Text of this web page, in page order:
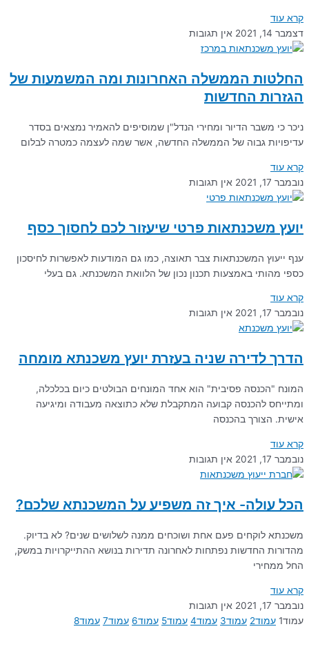
קרא עוד
דצמבר 14, 2021
אין תגובות
החלטות הממשלה האחרונות ומה המשמעות של
הגזרות החדשות
ניכר כי משבר הדיור ומחירי הנדל"ן שמוסיפים להאמיר נמצאים בסדר
עדיפויות גבוה של הממשלה החדשה, אשר שמה לעצמה כמטרה לבלום
קרא עוד
נובמבר 17, 2021
אין תגובות
יועץ משכנתאות פרטי שיעזור לכם לחסוך כסף
ענף ייעוץ המשכנתאות צבר תאוצה, כמו גם המודעות לאפשרות לחיסכון
כספי מהותי באמצעות תכנון נכון של הלוואת המשכנתא. גם בעלי
קרא עוד
נובמבר 17, 2021
אין תגובות
הדרך לדירה שניה בעזרת יועץ משכנתא מומחה
המונח "הכנסה פסיבית" הוא אחד המונחים הבולטים כיום בכלכלה,
ומתייחס להכנסה קבועה המתקבלת שלא כתוצאה מעבודה ומיגיעה
אישית. הצורך בהכנסה
קרא עוד
נובמבר 17, 2021
אין תגובות
הכל עולה- איך זה משפיע על המשכנתא שלכם?
משכנתא לוקחים פעם אחת ושוכחים ממנה לשלושים שנים? לא בדיוק.
מהדורות החדשות נפתחות לאחרונה תדירות בנושא ההתייקרויות במשק,
החל ממחירי
קרא עוד
נובמבר 17, 2021
אין תגובות
עמוד1 עמוד2 עמוד3 עמוד4 עמוד5 עמוד6 עמוד7 עמוד8